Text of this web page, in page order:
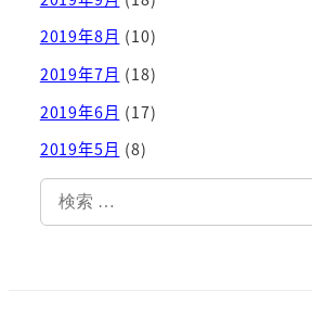
2019年8月 (10)
2019年7月 (18)
2019年6月 (17)
2019年5月 (8)
索